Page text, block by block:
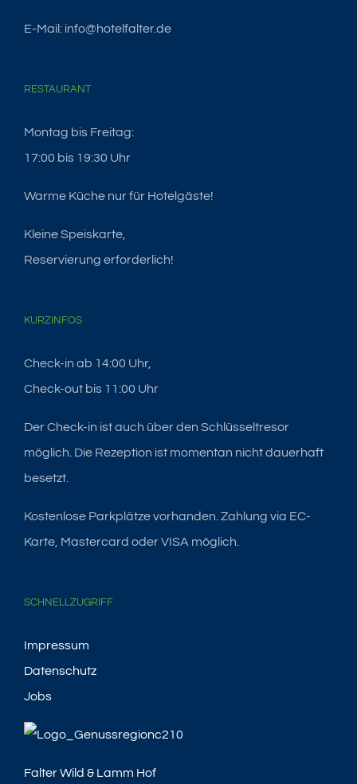
E-Mail: info@hotelfalter.de
RESTAURANT
Montag bis Freitag:
17:00 bis 19:30 Uhr
Warme Küche nur für Hotelgäste!
Kleine Speiskarte,
Reservierung erforderlich!
KURZINFOS
Check-in ab 14:00 Uhr,
Check-out bis 11:00 Uhr
Der Check-in ist auch über den Schlüsseltresor
möglich. Die Rezeption ist momentan nicht dauerhaft
besetzt.
Kostenlose Parkplätze vorhanden. Zahlung via EC-
Karte, Mastercard oder VISA möglich.
SCHNELLZUGRIFF
Impressum
Datenschutz
Jobs
Falter Wild & Lamm Hof